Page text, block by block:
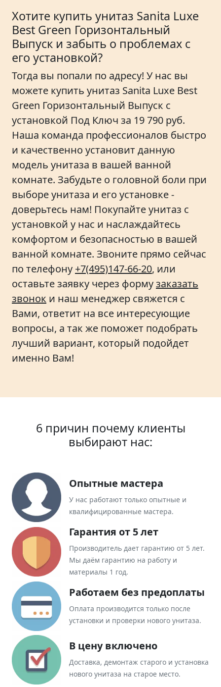
Хотите купить унитаз Sanita Luxe
Best Green Горизонтальный
Выпуск и забыть о проблемах с
его установкой?
Тогда вы попали по адресу! У нас вы
можете купить унитаз Sanita Luxe Best
Green Горизонтальный Выпуск с
установкой Под Ключ за 19 790 руб.
Наша команда профессионалов быстро
и качественно установит данную
модель унитаза в вашей ванной
комнате. Забудьте о головной боли при
выборе унитаза и его установке -
доверьтесь нам! Покупайте унитаз с
установкой у нас и наслаждайтесь
комфортом и безопасностью в вашей
ванной комнате. Звоните прямо сейчас
по телефону +7(495)147-66-20, или
оставьте заявку через формузаказать
звонок и наш менеджер свяжется с
Вами, ответит на все интересующие
вопросы, а так же поможет подобрать
лучший вариант, который подойдет
именно Вам!
6 причин почему клиенты
выбирают нас:
Опытные мастера
У нас работают только опытные и
квалифицированные мастера.
Гарантия от 5 лет
Производитель дает гарантию от 5 лет.
Мы даём гарантию на работу и
материалы 1 год.
Работаем без предоплаты
Оплата производится только после
установки и проверки нового унитаза.
В цену включено
Доставка, демонтаж старого и установка
нового унитаза на старое место.